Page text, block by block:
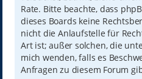
Rate. Bitte beachte, dass
dieses Boards keine
nicht die Anlaufstelle für
Art ist; außer solchen, die
mich wenden, falls es
Anfragen zu diesem Forum